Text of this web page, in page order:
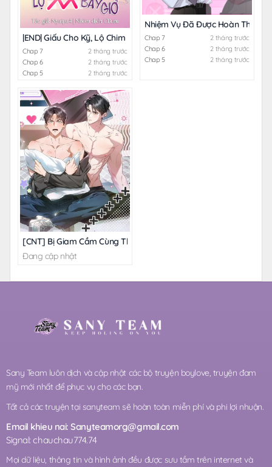
|END| Giấu Cho Kỹ, Lộ Chim Bé Bây Giờ!!
Chap 7
2 tháng trước
Chap 6
2 tháng trước
Chap 5
2 tháng trước
Nhiệm Vụ Đã Được Hoàn Thành
Chap 7
2 tháng trước
Chap 6
2 tháng trước
Chap 5
2 tháng trước
[CNT] Bị Giam Cầm Cùng Thanh Mai Trúc Mã
Đang cập nhật
Sany Team luôn dịch và cập nhật các bộ truyện boylove, truyện đam
mỹ mới nhất để phục vụ cho các bạn.
Tất cả các truyện tại sanyteam sẽ hoàn toàn miễn phí và phi lợi nhuận.
Email khieu nai:Sanyteamorg@gmail.com
Signal: chauchau774.74
Mọi dữ liệu, thông tin và hình ảnh đều được sưu tầm trên internet và